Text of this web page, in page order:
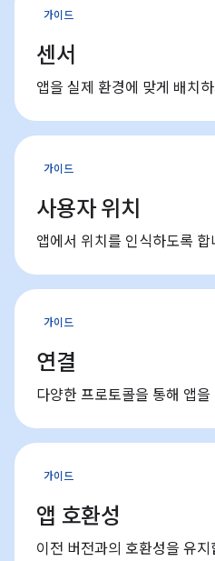
가이드
센서
앱을 실제 환경에 맞게 배치
가이드
사용자 위치
앱에서 위치를 인식하도록 합
가이드
연결
다양한 프로토콜을 통해 앱을
가이드
앱 호환성
이전 버전과의 호환성을 유지